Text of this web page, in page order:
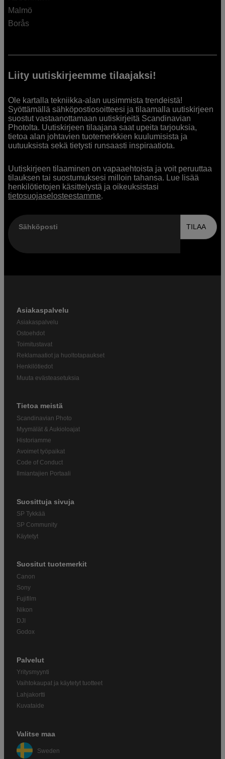
Malmö
Borås
Liity uutiskirjeemme tilaajaksi!
Ole kartalla tekniikka-alan uusimmista trendeistä!
Syöttämällä sähköpostiosoitteesi ja tilaamalla uutiskirjeen
suostut vastaanottamaan uutiskirjeitä Scandinavian
Photolta. Uutiskirjeen tilaajana saat upeita tarjouksia,
tietoa alan johtavien tuotemerkkien kuulumisista ja
uutuuksista sekä tietysti runsaasti inspiraatiota.
Uutiskirjeen tilaaminen on vapaaehtoista ja voit peruuttaa
tilauksen tai suostumuksesi milloin tahansa. Lue lisää
henkilötietojen käsittelystä ja oikeuksistasi
tietosuojaselosteestamme.
Sähköposti TILAA
Asiakaspalvelu
Asiakaspalvelu
Ostoehdot
Toimitustavat
Reklamaatiot ja huoltotapaukset
Henkilötiedot
Muuta evästeasetuksia
Tietoa meistä
Scandinavian Photo
Myymälät & Aukioloajat
Historiamme
Avoimet työpaikat
Code of Conduct
Ilmiantajien Portaali
Suosittuja sivuja
SP Tykkää
SP Community
Käytetyt
Suositut tuotemerkit
Canon
Sony
Fujifilm
Nikon
DJI
Godox
Palvelut
Yritysmyynti
Vaihtokaupat ja käytetyt tuotteet
Lahjakortti
Kuvataide
Valitse maa
Sweden